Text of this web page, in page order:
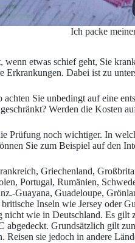
Ich packe
etwas schief geht, Sie
Erkrankungen. Dabei ist zu
Sie unbedingt auf eine
Werden die Kosten
Prüfung noch wichtiger. In
Sie zum Beispiel auf den
Griechenland,
Portugal, Rumänien,
Guayana, Guadeloupe,
Inseln wie Jersey oder
wie in Deutschland. Es gilt
Grundsätzlich gilt
sie jedoch in andere